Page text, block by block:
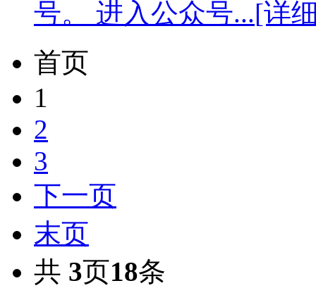
号。 进入公众号...[详
首页
1
2
3
下一页
末页
共 3页18条